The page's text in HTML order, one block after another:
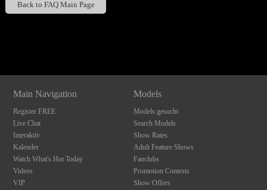
Back to FAQ Main Page
Main Navigation
Register FREE
Live Chat
Interaktiv
Kalender
Watch What's Hot Today
Videos
VIP
Models
Models gesucht
Search Models
Show Rates
Adult Feature Shows
Fanclubs
Promotion Contests
Show Offers
120
F
R
E
E
C
R
E
DI
T
S